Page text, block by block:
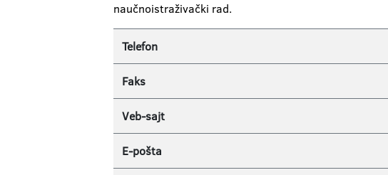
naučnoistraživački rad.
Telefon
Faks
Veb-sajt
E-pošta